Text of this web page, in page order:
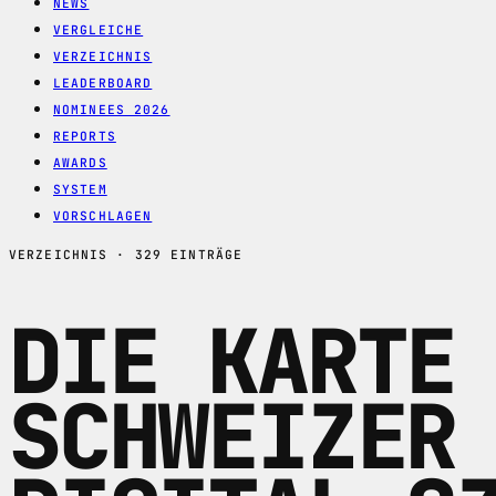
NEWS
VERGLEICHE
VERZEICHNIS
LEADERBOARD
NOMINEES 2026
REPORTS
AWARDS
SYSTEM
VORSCHLAGEN
VERZEICHNIS · 329 EINTRÄGE
DIE KARTE
SCHWEIZER